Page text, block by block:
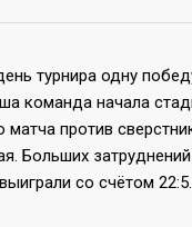
турнира одну
команда начала
матча против
Больших затруднений
со счётом 22:5.